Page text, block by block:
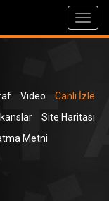
Video
Canlı İzle
Site Haritası
Metni